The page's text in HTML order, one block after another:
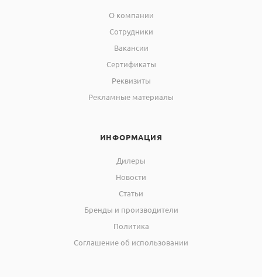
О компании
Сотрудники
Вакансии
Сертификаты
Реквизиты
Рекламные материалы
ИНФОРМАЦИЯ
Дилеры
Новости
Статьи
Бренды и производители
Политика
Соглашение об использовании